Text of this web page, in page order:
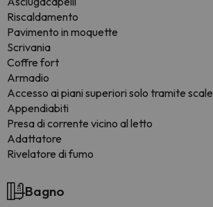
Riscaldamento
Pavimento in moquette
Scrivania
Coffre fort
Armadio
Accesso ai piani superiori solo tramite scale
Appendiabiti
Presa di corrente vicino al letto
Adattatore
Rivelatore di fumo
Bagno